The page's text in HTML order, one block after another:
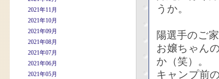
2021年11月
2021年10月
2021年09月
2021年08月
2021年07月
2021年06月
2021年05月
うか。
陽選手のご
お嬢ちゃん
か（笑）。
キャンプ前